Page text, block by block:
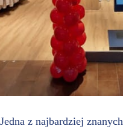
Jedna z najbardziej